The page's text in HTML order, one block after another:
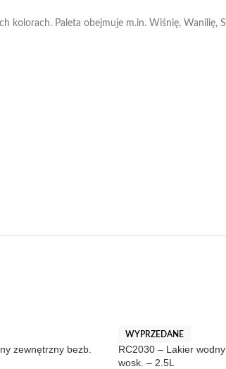
Paleta obejmuje m.in. Wiśnię, Wanilię,
zewnętrzny bezb.
WYPRZEDANE
RC2030 – Lakier
wosk. – 2.5L